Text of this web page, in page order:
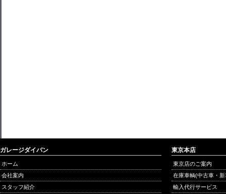
ガレージダイバン
ホーム
会社案内
スタッフ紹介
東京本店
東京店のご案内
在庫車輌(中古車・
輸入代行サービス